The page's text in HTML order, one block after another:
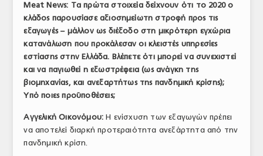
Meat News: Τα πρώτα στοιχεία δείχνουν ότι το 2020 ο
κλάδος παρουσίασε αξιοσημείωτη στροφή προς τις
εξαγωγές – μάλλον ως διέξοδο στη μικρότερη εγχώρια
κατανάλωση που προκάλεσαν οι κλειστές υπηρεσίες
εστίασης στην Ελλάδα. Βλέπετε ότι μπορεί να συνεχιστεί
και να παγιωθεί η εξωστρέφεια (ως ανάγκη της
βιομηχανίας, και ανεξαρτήτως της πανδημική κρίσης);
Υπό ποιες προϋποθέσεις;
Αγγελική Οικονόμου:Η ενίσχυση των εξαγωγών πρέπει
να αποτελεί διαρκή προτεραιότητα ανεξάρτητα από την
πανδημική κρίση.